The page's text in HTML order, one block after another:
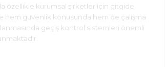
özellikle kurumsal şirketler için gitgide
hem güvenlik konusunda hem de çalışma
geçiş kontrol sistemleri önemli